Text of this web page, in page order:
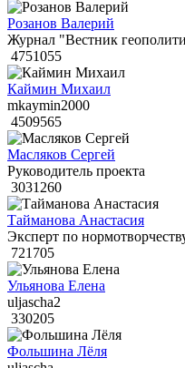
Розанов Валерий
Журнал "Вестник
4751055
Каймин Михаил
mkaymin2000
4509565
Масляков Сергей
Руководитель проекта
3031260
Тайманова Анастасия
Эксперт по
721705
Ульянова Елена
uljascha2
330205
Фольшина Лёля